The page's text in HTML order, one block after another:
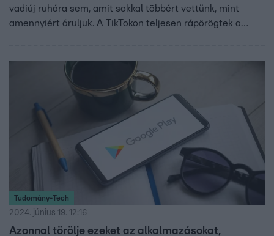
vadiúj ruhára sem, amit sokkal többért vettünk, mint
amennyiért áruljuk. A TikTokon teljesen rápörögtek a
kommentelők szerint ez tényleg működik. Mutatjuk!
Tudomány-Tech
2024. június 19. 12:16
Azonnal törölje ezeket az alkalmazásokat,